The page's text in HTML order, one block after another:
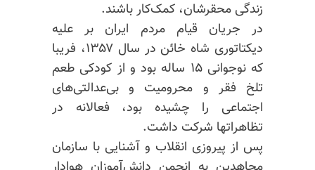
زندگی محقرشان، کمک‌کار باشند.
در جریان قیام مردم ایران بر علیه
دیکتاتوری شاه خائن در سال ۱۳۵۷، فریبا
که نوجوانی ۱۵ ساله بود و از کودکی طعم
تلخ فقر و محرومیت و بی‌عدالتی‌های
اجتماعی را چشیده بود، فعالانه در
تظاهراتها شرکت داشت.
پس از پیروزی انقلاب و آشنایی با سازمان